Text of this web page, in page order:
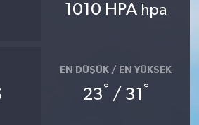
1010 HPA hpa
EN DÜŞÜK / EN YÜKSEK
23° / 31 °